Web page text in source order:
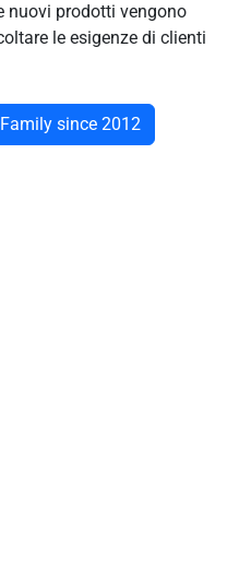
nuovi prodotti vengono
le esigenze di clienti
since 2012